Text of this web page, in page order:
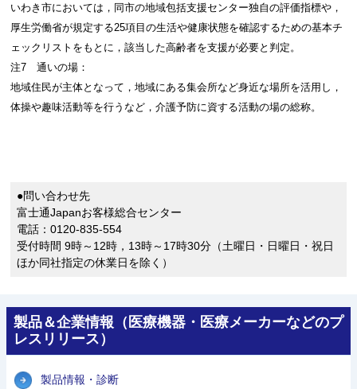
いわき市においては，同市の地域包括支援センター独自の評価指標や，
厚生労働省が規定する25項目の生活や健康状態を確認するための基本チ
ェックリストをもとに，該当した高齢者を支援が必要と判定。
注7 通いの場：
地域住民が主体となって，地域にある集会所など身近な場所を活用し，
体操や趣味活動等を行うなど，介護予防に資する活動の場の総称。
●問い合わせ先
富士通Japanお客様総合センター
電話：0120-835-554
受付時間 9時～12時，13時～17時30分（土曜日・日曜日・祝日
ほか同社指定の休業日を除く）
製品＆企業情報（医療機器・医療メーカーなどのプ
レスリリース）
製品情報・診断